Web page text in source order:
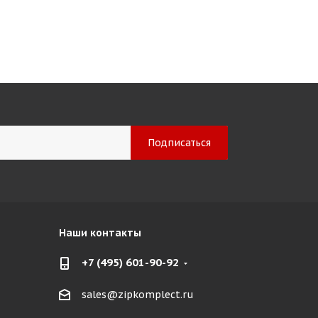
Наши контакты
+7 (495) 601-90-92
sales@zipkomplect.ru